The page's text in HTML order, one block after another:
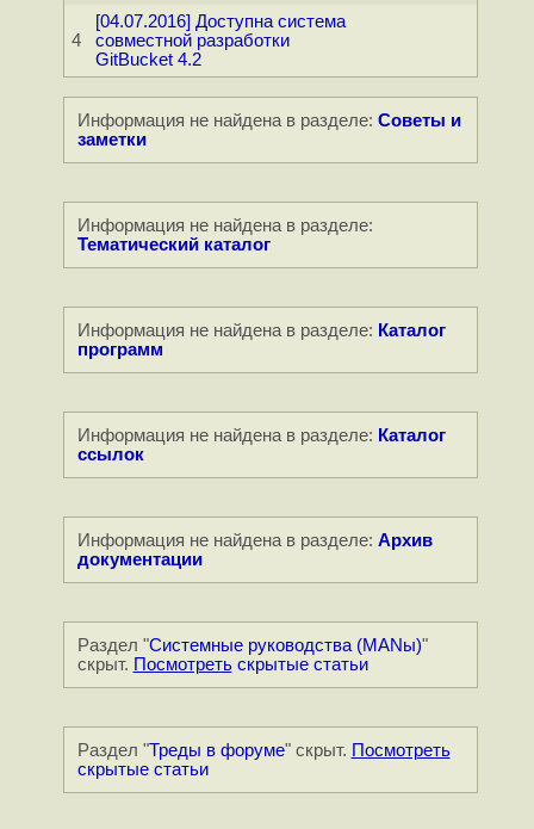
4
[04.07.2016] Доступна система
совместной разработки
GitBucket 4.2
Информация не найдена в разделе: Советы и
заметки
Информация не найдена в разделе:
Тематический каталог
Информация не найдена в разделе: Каталог
программ
Информация не найдена в разделе: Каталог
ссылок
Информация не найдена в разделе: Архив
документации
Раздел "Системные руководства (MANы)"
скрыт. Посмотретьскрытые статьи
Раздел "Треды в форуме" скрыт. Посмотреть
скрытые статьи